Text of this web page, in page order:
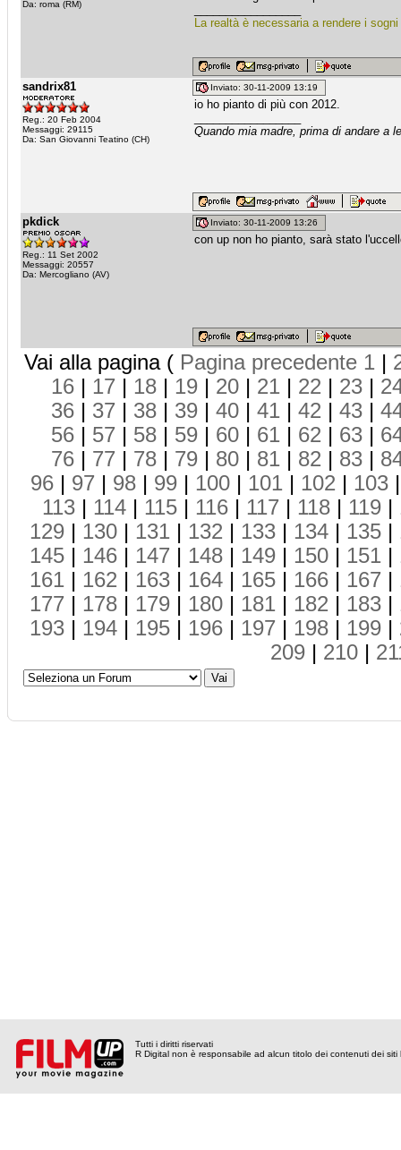
Da: roma (RM)
La realtà è necessaria a rendere i
sandrix81
Reg.: 20 Feb 2004
Messaggi: 29115
Da: San Giovanni Teatino (CH)
Inviato: 30-11-2009 13:19
io ho pianto di più con 2012.
Quando mia madre, prima di andare a
pkdick
Reg.: 11 Set 2002
Messaggi: 20557
Da: Mercogliano (AV)
Inviato: 30-11-2009 13:26
con up non ho pianto, sarà stato
Vai alla pagina ( Pagina precedente 1 |
16 | 17 | 18 | 19 | 20 | 21 | 22 | 23 |
36 | 37 | 38 | 39 | 40 | 41 | 42 | 43 |
56 | 57 | 58 | 59 | 60 | 61 | 62 | 63 |
76 | 77 | 78 | 79 | 80 | 81 | 82 | 83 |
96 | 97 | 98 | 99 | 100 | 101 | 102 | 103
113 | 114 | 115 | 116 | 117 | 118 | 119 |
129 | 130 | 131 | 132 | 133 | 134 | 135 |
145 | 146 | 147 | 148 | 149 | 150 | 151 |
161 | 162 | 163 | 164 | 165 | 166 | 167 |
177 | 178 | 179 | 180 | 181 | 182 | 183 |
193 | 194 | 195 | 196 | 197 | 198 | 199 |
209 | 210 |
Tutti i diritti riservati
R Digital non è responsabile ad alcun titolo dei contenuti dei siti